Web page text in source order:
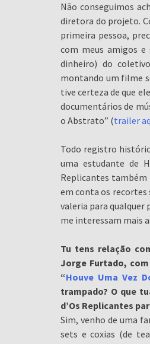
Não conseguimos
diretora do projeto.
primeira pessoa,
com meus amigos e
dinheiro) do
montando um filme
tive certeza de que
documentários de
o Abstrato” (trailer
Todo registro
uma estudante de
Replicantes
em conta os recortes
valeria para qualquer
me interessam mais
Tu tens relação
Jorge Furtado,
“Houve Uma Vez
trampado? O que
d’Os Replicantes
Sim, venho de uma
sets e coxias (de